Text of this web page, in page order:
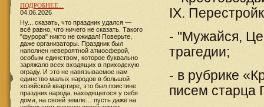
IX.
- "Мужайся,
трагедии;
- в рубрике
писем старца
ПОДРОБНЕЕ...
04.06.2026
Ну... сказать, что праздник удался —
всё равно, что ничего не сказать. Такого
"фурора" никто не ожидал! Поверьте,
даже организаторы. Праздник был
наполнен невероятной атмосферой,
особым единством, которое буквально
заряжало всех входящих в приходскую
ограду. И это не навязываемое нам
единство малых народов в большой
хозяйской квартире, это был поистине
праздник народа, находящегося у себя
дома, на своей земле… пусть даже на